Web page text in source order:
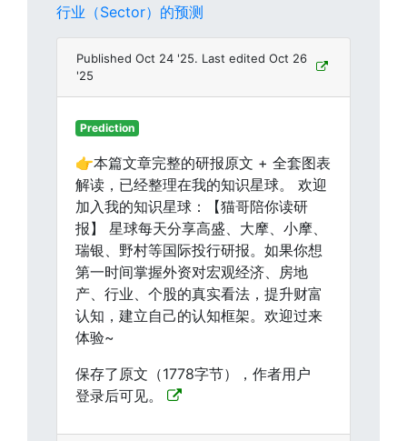
行业（Sector）的预测
Published Oct 24 '25. Last edited Oct 26
'25
Prediction
👉本篇文章完整的研报原文 + 全套图表
解读，已经整理在我的知识星球。 欢迎
加入我的知识星球：【猫哥陪你读研
报】 星球每天分享高盛、大摩、小摩、
瑞银、野村等国际投行研报。如果你想
第一时间掌握外资对宏观经济、房地
产、行业、个股的真实看法，提升财富
认知，建立自己的认知框架。欢迎过来
体验~
保存了原文（1778字节），作者用户
登录后可见。